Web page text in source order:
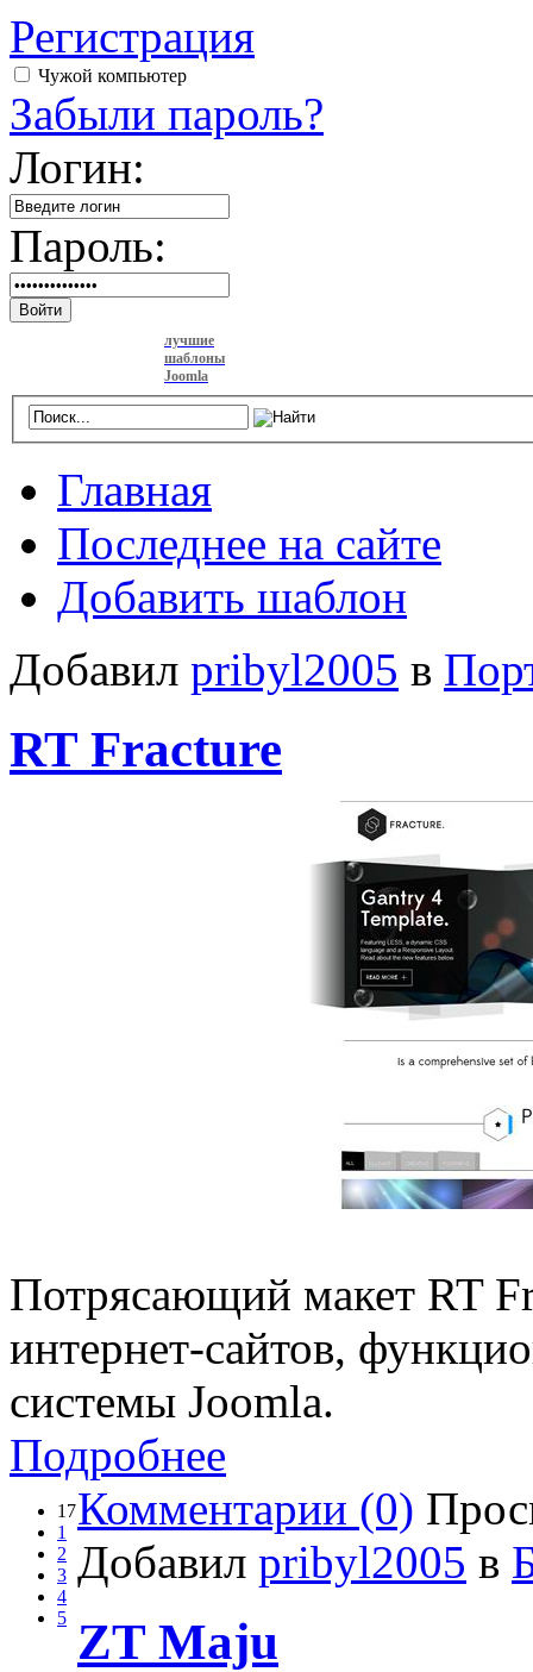
Регистрация
Чужой компьютер
Забыли пароль?
Логин:
Пароль:
Войти
лучшие
шаблоны
Joomla
Главная
Последнее на сайте
Добавить шаблон
Добавил pribyl2005 в
RT Fracture
Потрясающий макет RT
интернет-сайтов,
системы Joomla.
Подробнее
17
1
2
3
4
5
Комментарии (0)
Добавил pribyl2005 в
ZT Maju